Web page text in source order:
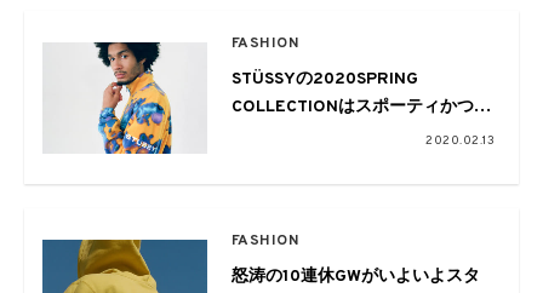
FASHION
STÜSSYの2020SPRING
COLLECTIONはスポーティかつワ
ーク感を感じるラインナップに
2020.02.13
FASHION
怒涛の10連休GWがいよいよスタ